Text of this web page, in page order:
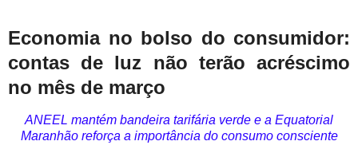
Economia no bolso do consumidor:
contas de luz não terão acréscimo
no mês de março
ANEEL mantém bandeira tarifária verde e a Equatorial
Maranhão reforça a importância do consumo consciente